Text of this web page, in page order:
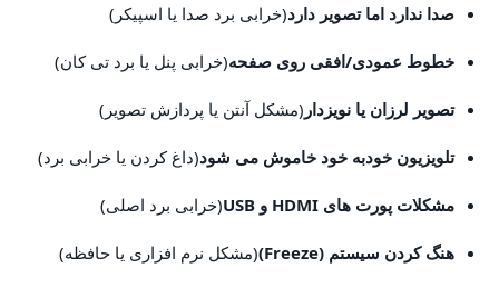
صدا ندارد اما تصویر دارد(خرابی برد صدا یا اسپیکر)
خطوط عمودی/افقی روی صفحه(خرابی پنل یا برد تی کان)
تصویر لرزان یا نویزدار (مشکل آنتن یا پردازش تصویر)
تلویزیون خودبه خود خاموش می شود(داغ کردن یا خرابی برد)
مشکلات پورت های HDMI و USB (خرابی برد اصلی)
هنگ کردن سیستم (Freeze) (مشکل نرم افزاری یا حافظه)